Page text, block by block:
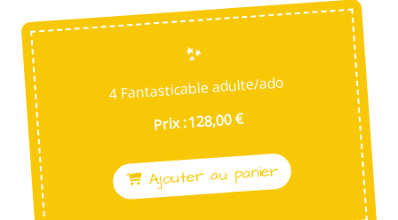
4 Fantasticable adulte/ado
Prix : 128,00 €
Ajouter au panier